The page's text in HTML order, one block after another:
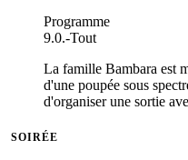
Programme
9.0.-Tout
La famille Bambara est
d'une poupée sous
d'organiser une sortie
SOIRÉE